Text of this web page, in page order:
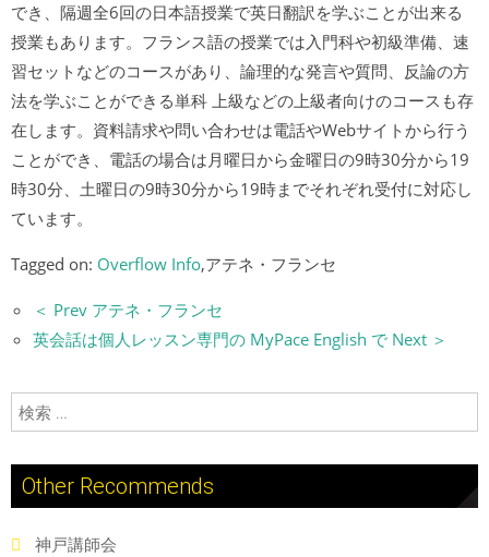
でき、隔週全6回の日本語授業で英日翻訳を学ぶことが出来る
授業もあります。フランス語の授業では入門科や初級準備、速
習セットなどのコースがあり、論理的な発言や質問、反論の方
法を学ぶことができる単科 上級などの上級者向けのコースも存
在します。資料請求や問い合わせは電話やWebサイトから行う
ことができ、電話の場合は月曜日から金曜日の9時30分から19
時30分、土曜日の9時30分から19時までそれぞれ受付に対応し
ています。
Tagged on: Overflow Info,アテネ・フランセ
＜ Prev アテネ・フランセ
英会話は個人レッスン専門の MyPace English で Next ＞
検索:
Other Recommends
神戸講師会